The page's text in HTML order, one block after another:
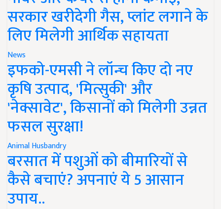
सरकार खरीदेगी गैस, प्लांट लगाने के
लिए मिलेगी आर्थिक सहायता
News
इफको-एमसी ने लॉन्च किए दो नए
कृषि उत्पाद, 'मित्सुकी' और
'नेक्सावेट', किसानों को मिलेगी उन्नत
फसल सुरक्षा!
Animal Husbandry
बरसात में पशुओं को बीमारियों से
कैसे बचाएं? अपनाएं ये 5 आसान
उपाय..